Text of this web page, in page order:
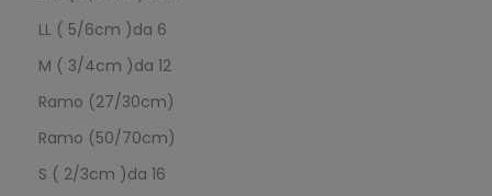
LL ( 5/6cm )da 6
M ( 3/4cm )da 12
Ramo (27/30cm)
Ramo (50/70cm)
S ( 2/3cm )da 16